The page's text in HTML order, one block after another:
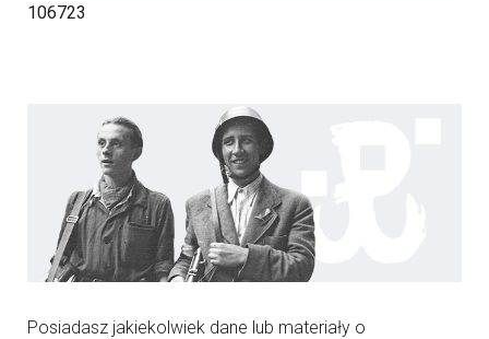
106723
Posiadasz jakiekolwiek dane lub materiały o